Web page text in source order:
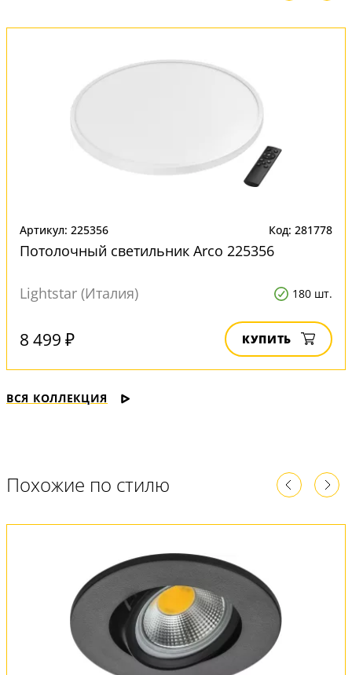
Артикул: 225356 Код: 281778
Потолочный светильник Arco 225356
Lightstar (Италия) 180 шт.
8 499 ₽ КУПИТЬ
ВСЯ КОЛЛЕКЦИЯ
Похожие по стилю